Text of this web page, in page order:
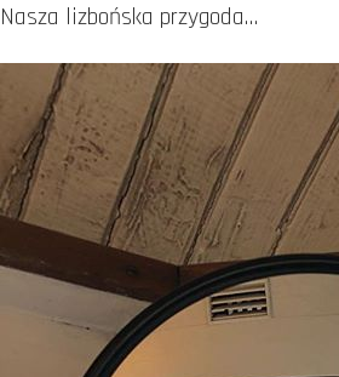
Nasza lizbońska przygoda…